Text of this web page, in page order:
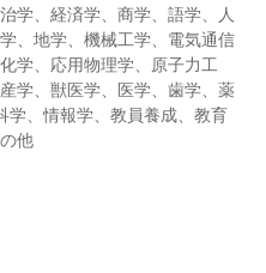
学、経済学、商学、語学、人
、地学、機械工学、電気通信
学、応用物理学、原子力工
学、獣医学、医学、歯学、薬
学、情報学、教員養成、教育
他